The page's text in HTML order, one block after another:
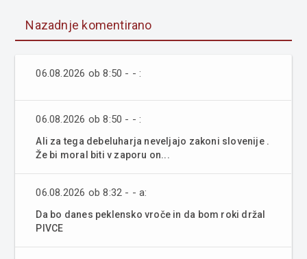
Nazadnje komentirano
06.08.2026 ob 8:50 - - :
06.08.2026 ob 8:50 - - :
Ali za tega debeluharja neveljajo zakoni slovenije .
Že bi moral biti v zaporu on...
06.08.2026 ob 8:32 - - a:
Da bo danes peklensko vroče in da bom roki držal
PIVCE